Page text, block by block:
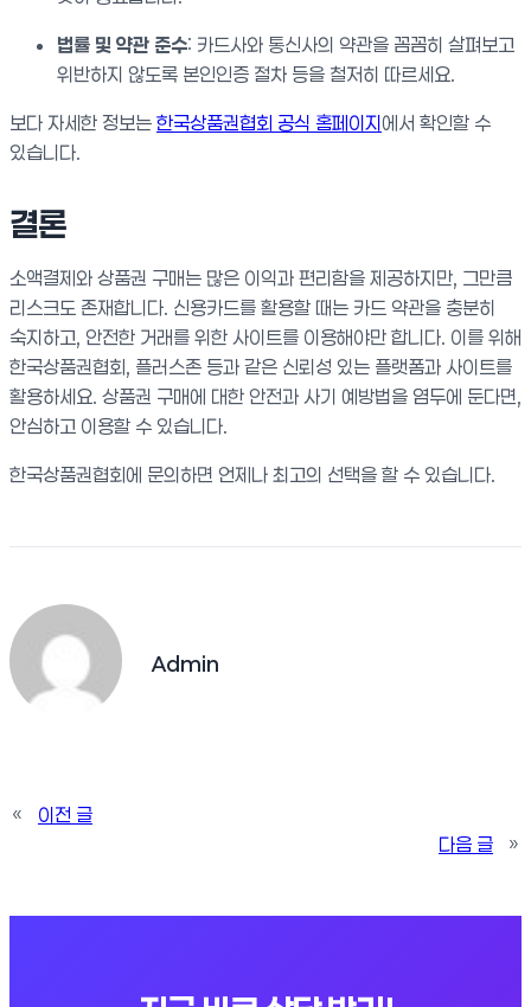
법률 및 약관 준수: 카드사와 통신사의 약관을 꼼꼼히 살펴보고
위반하지 않도록 본인인증 절차 등을 철저히 따르세요.
보다 자세한 정보는 한국상품권협회 공식 홈페이지에서 확인할 수
있습니다.
결론
소액결제와 상품권 구매는 많은 이익과 편리함을 제공하지만, 그만큼
리스크도 존재합니다. 신용카드를 활용할 때는 카드 약관을 충분히
숙지하고, 안전한 거래를 위한 사이트를 이용해야만 합니다. 이를 위해
한국상품권협회, 플러스존 등과 같은 신뢰성 있는 플랫폼과 사이트를
활용하세요. 상품권 구매에 대한 안전과 사기 예방법을 염두에 둔다면,
안심하고 이용할 수 있습니다.
한국상품권협회에 문의하면 언제나 최고의 선택을 할 수 있습니다.
Admin
«
이전 글
다음 글
»